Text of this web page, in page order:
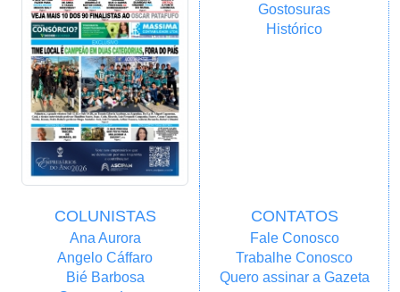
Gostosuras
Histórico
COLUNISTAS
Ana Aurora
Angelo Cáffaro
Bié Barbosa
CONTATOS
Fale Conosco
Trabalhe Conosco
Quero assinar a Gazeta